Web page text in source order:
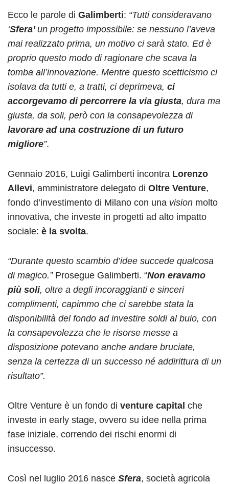
Ecco le parole di Galimberti: “Tutti consideravano
‘Sfera’un progetto impossibile: se nessuno l’aveva
mai realizzato prima, un motivo ci sarà stato. Ed è
proprio questo modo di ragionare che scava la
tomba all’innovazione. Mentre questo scetticismo ci
isolava da tutti e, a tratti, ci deprimeva, ci
accorgevamo di percorrere la via giusta, dura ma
giusta, da soli, però con la consapevolezza di
lavorare ad una costruzione di un futuro
migliore”.
Gennaio 2016, Luigi Galimberti incontra Lorenzo
Allevi, amministratore delegato di Oltre Venture,
fondo d’investimento di Milano con una vision molto
innovativa, che investe in progetti ad alto impatto
sociale: è la svolta.
“Durante questo scambio d’idee succede qualcosa
di magico.” Prosegue Galimberti. “Non eravamo
più soli, oltre a degli incoraggianti e sinceri
complimenti, capimmo che ci sarebbe stata la
disponibilità del fondo ad investire soldi al buio, con
la consapevolezza che le risorse messe a
disposizione potevano anche andare bruciate,
senza la certezza di un successo né addirittura di un
risultato”.
Oltre Venture è un fondo di venture capital che
investe in early stage, ovvero su idee nella prima
fase iniziale, correndo dei rischi enormi di
insuccesso.
Così nel luglio 2016 nasce Sfera, società agricola